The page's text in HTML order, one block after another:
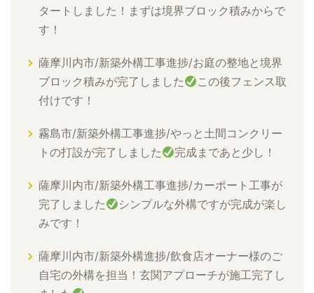
タートしました！まずは境界ブロック積みからで
す！
薩摩川内市/新築外構工事進捗/お庭の整地と境界
ブロック積みが完了しました
この後フェンス取
付けです！
霧島市/新築外構工事進捗/やっと土間コンクリー
トの打設が完了しました
完成まであと少し！
薩摩川内市/新築外構工事進捗/カーポート工事が
完了しました
シンプルな外構ですが完成が楽し
みです！
薩摩川内市/新築外構進捗/飲食店オーナー様のご
自宅の外構を担当！玄関アプローチが施工完了し